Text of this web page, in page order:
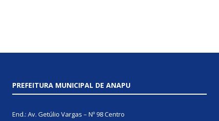
PREFEITURA MUNICIPAL DE ANAPU
End.: Av. Getúlio Vargas – Nº 98 Centro